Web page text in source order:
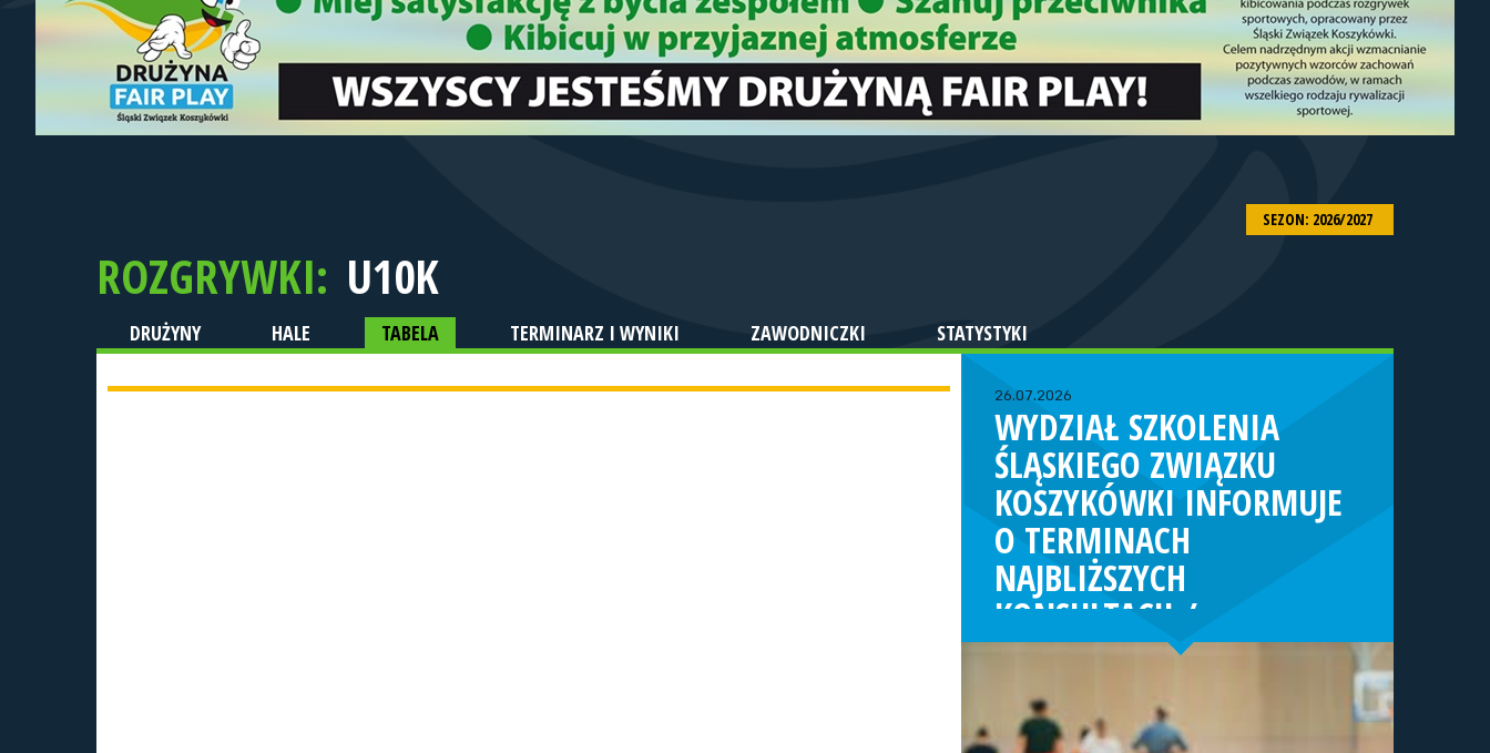
SEZON: 2026/2027
ROZGRYWKI: U10K
DRUŻYNY HALE TABELA TERMINARZ I WYNIKI ZAWODNICZKI STATYSTYKI
26.07.2026
WYDZIAŁ SZKOLENIA
ŚLĄSKIEGO ZWIĄZKU
KOSZYKÓWKI INFORMUJE
O TERMINACH
NAJBLIŻSZYCH
KONSULTACJI /
TURNIEJÓW KADRY
WOJEWÓDZKIEJ (ROCZNIK
2013/2014)